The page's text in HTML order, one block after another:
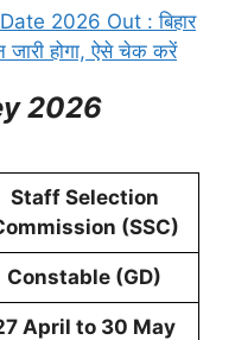
2026 Out : बिहार
जारी होगा, ऐसे चेक करें
2026
Staff Selection
(SSC)
Constable (GD)
April to 30 May